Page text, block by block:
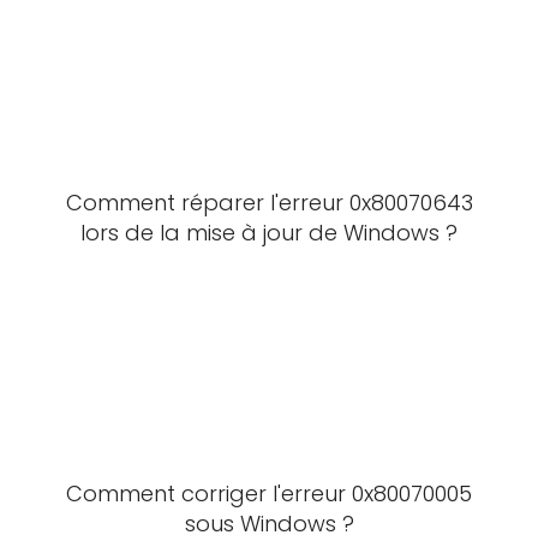
Comment réparer l'erreur 0x80070643
lors de la mise à jour de Windows ?
Comment corriger l'erreur 0x80070005
sous Windows ?